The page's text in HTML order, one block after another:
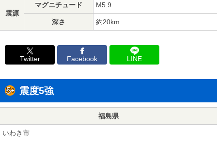
震源
マグニチュード M5.9
深さ 約20km
Twitter Facebook LINE
震度5強
福島県
いわき市